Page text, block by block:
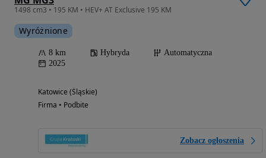
1498 cm3 • 195 KM • HEV+ AT Exclusive 195 KM
Wyróżnione
8 km Hybryda
Automatyczna
2025
Katowice (Śląskie)
Firma • Podbite
Zobacz ogłoszenia